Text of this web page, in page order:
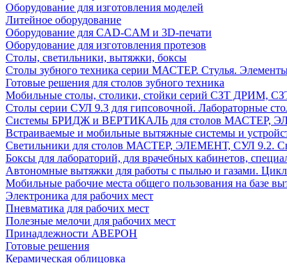
Оборудование для изготовления моделей
Литейное оборудование
Оборудование для CAD-CAM и 3D-печати
Оборудование для изготовления протезов
Cтолы, светильники, вытяжки, боксы
Столы зубного техника серии МАСТЕР. Стулья.
Готовые решения для столов зубного техника
Мобильные столы, столики, стойки серий СЗТ ДРИМ,
Столы серии СУЛ 9.3 для гипсовочной. Лабораторные
Системы БРИДЖ и ВЕРТИКАЛЬ для столов МАСТЕР,
Встраиваемые и мобильные вытяжные системы и
Светильники для столов МАСТЕР, ЭЛЕМЕНТ, СУЛ 9.2.
Боксы для лабораторий, для врачебных кабинетов,
Автономные вытяжки для работы с пылью и газами.
Мобильные рабочие места общего пользования на базе
Электроника для рабочих мест
Пневматика для рабочих мест
Полезные мелочи для рабочих мест
Принадлежности АВЕРОН
Готовые решения
Керамическая облицовка